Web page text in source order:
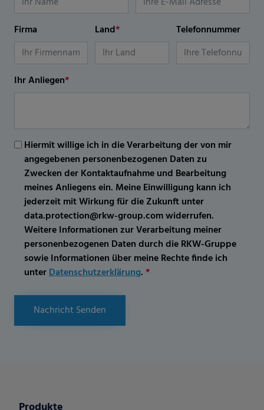
Firma Land* Telefonnummer
Ihr Anliegen*
Hiermit willige ich in die Verarbeitung der von mir
angegebenen personenbezogenen Daten zu
Zwecken der Kontaktaufnahme und Bearbeitung
meines Anliegens ein. Meine Einwilligung kann ich
jederzeit mit Wirkung für die Zukunft unter
data.protection@rkw-group.com widerrufen.
Weitere Informationen zur Verarbeitung meiner
personenbezogenen Daten durch die RKW-Gruppe
sowie Informationen über meine Rechte finde ich
unterDatenschutzerklärung.*
Nachricht Senden